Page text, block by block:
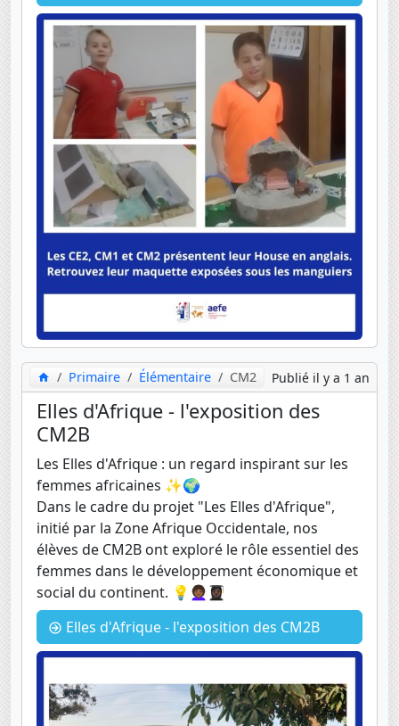
Primaire Élémentaire CM2 Publié il y a 1 an
Elles d'Afrique - l'exposition des
CM2B
Les Elles d'Afrique : un regard inspirant sur les
femmes africaines ✨🌍
Dans le cadre du projet "Les Elles d'Afrique",
initié par la Zone Afrique Occidentale, nos
élèves de CM2B ont exploré le rôle essentiel des
femmes dans le développement économique et
social du continent. 💡👩🏾‍🦱👩🏿‍🎓
Elles d'Afrique - l'exposition des CM2B